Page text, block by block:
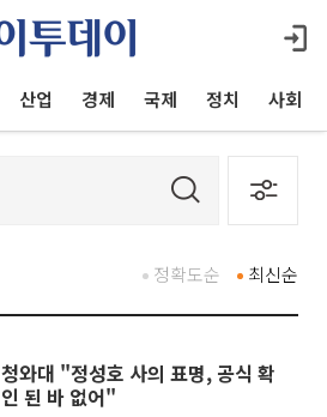
산업 경제 국제 정치 사회
최신순
정확도순
청와대 "정성호 사의 표명, 공식 확
인 된 바 없어"